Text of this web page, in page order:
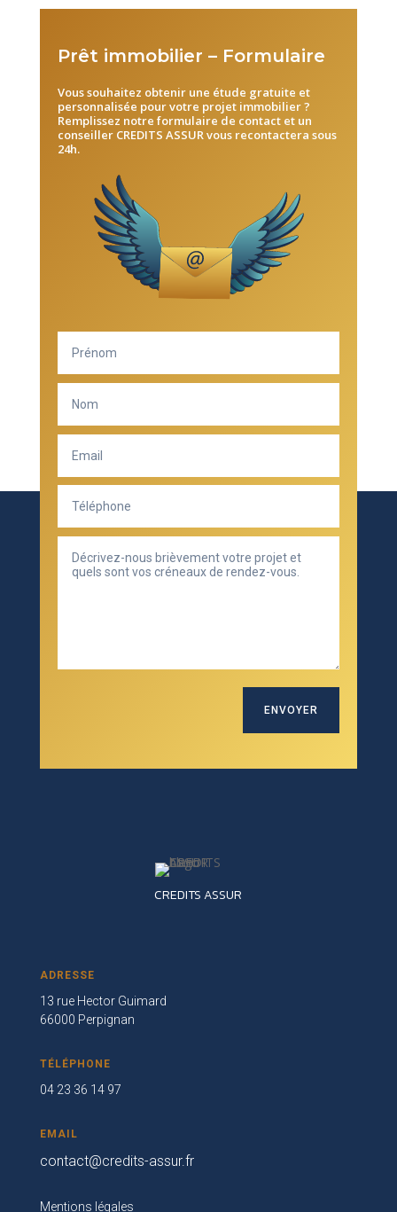
Prêt immobilier – Formulaire
Vous souhaitez obtenir une étude gratuite et
personnalisée pour votre projet immobilier ?
Remplissez notre formulaire de contactet un
conseiller CREDITS ASSUR vous recontactera sous
24h.
ENVOYER
CREDITS ASSUR
ADRESSE
13 rue Hector Guimard
66000 Perpignan
TÉLÉPHONE
04 23 36 14 97
EMAIL
contact@credits-assur.fr
Mentions légales